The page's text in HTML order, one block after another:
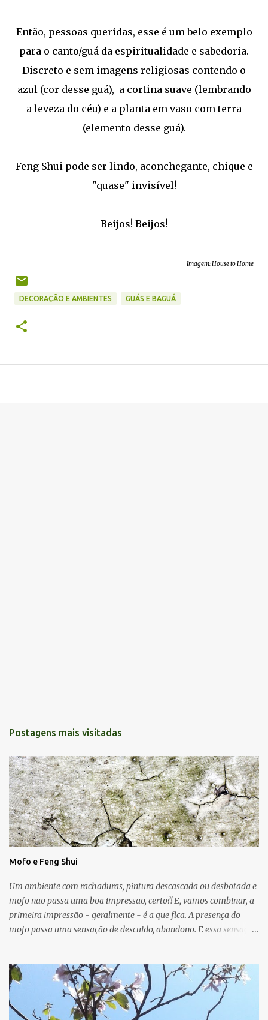
Então, pessoas queridas, esse é um belo exemplo
para o canto/guá da espiritualidade e sabedoria.
Discreto e sem imagens religiosas contendo o
azul (cor desse guá), a cortina suave (lembrando
a leveza do céu) e a planta em vaso com terra
(elemento desse guá).
Feng Shui pode ser lindo, aconchegante, chique e
"quase" invisível!
Beijos! Beijos!
Imagem: House to Home
DECORAÇÃO E AMBIENTES GUÁS E BAGUÁ
Postagens mais visitadas
Mofo e Feng Shui
Um ambiente com rachaduras, pintura descascada ou desbotada e
mofo não passa uma boa impressão, certo?! E, vamos combinar, a
primeira impressão - geralmente - é a que fica. A presença do
mofo passa uma sensação de descuido, abandono. E essa sensação,
devido as condições de umidade, falta de luz e falta de ventilação.
As manchas escuras podem aparecer nas paredes, no teto e até
mesmo no chão e, em geral, o mofo é causado por micro-
organismos (fungos, algas) que se proliferam com a umidade.